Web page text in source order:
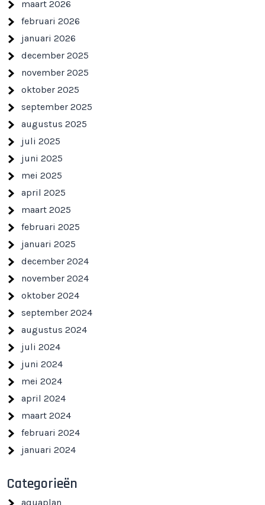
maart 2026
februari 2026
januari 2026
december 2025
november 2025
oktober 2025
september 2025
augustus 2025
juli 2025
juni 2025
mei 2025
april 2025
maart 2025
februari 2025
januari 2025
december 2024
november 2024
oktober 2024
september 2024
augustus 2024
juli 2024
juni 2024
mei 2024
april 2024
maart 2024
februari 2024
januari 2024
Categorieën
aquaplan